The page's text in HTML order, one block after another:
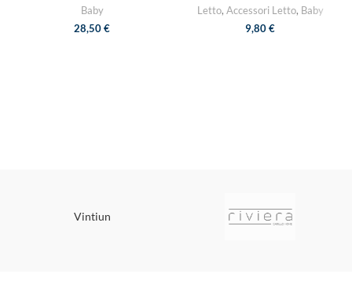
Baby
28,50 €
Letto, Accessori Letto, Baby
9,80 €
Vintiun